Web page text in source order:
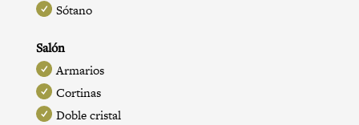
Sótano
Salón
Armarios
Cortinas
Doble cristal